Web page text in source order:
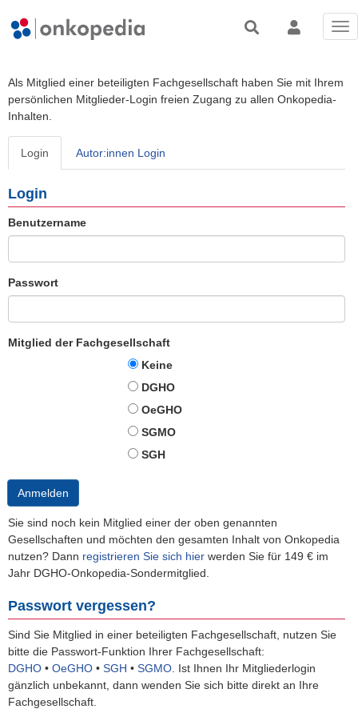
Als Mitglied einer beteiligten Fachgesellschaft haben Sie mit Ihrem
persönlichen Mitglieder-Login freien Zugang zu allen Onkopedia-
Inhalten.
Login Autor:innen Login
Login
Benutzername
Passwort
Mitglied der Fachgesellschaft
Keine
DGHO
OeGHO
SGMO
SGH
Anmelden
Sie sind noch kein Mitglied einer der oben genannten
Gesellschaften und möchten den gesamten Inhalt von Onkopedia
nutzen? Dann registrieren Sie sich hier werden Sie für 149 € im
Jahr DGHO-Onkopedia-Sondermitglied.
Passwort vergessen?
Sind Sie Mitglied in einer beteiligten Fachgesellschaft, nutzen Sie
bitte die Passwort-Funktion Ihrer Fachgesellschaft:
DGHO • OeGHO • SGH • SGMO Ist Ihnen Ihr Mitgliederlogin
gänzlich unbekannt, dann wenden Sie sich bitte direkt an Ihre
Fachgesellschaft.